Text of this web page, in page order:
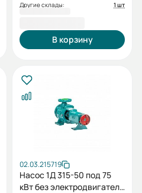
Другие склады:
1 шт
В корзину
02.03.215719
Насос 1Д 315-50 под 75
кВт без электродвигателя